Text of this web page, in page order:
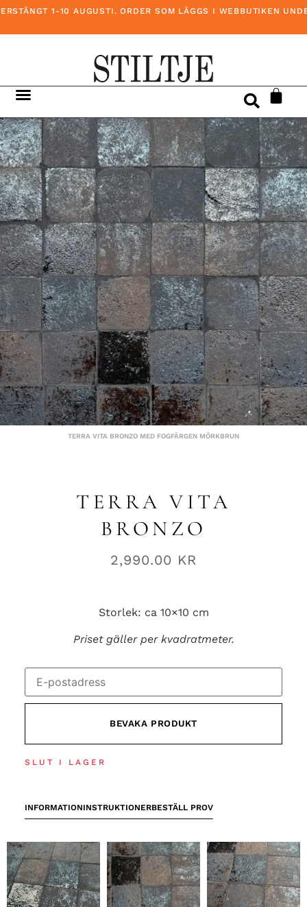
1-10 AUGUSTI. ORDER SOM LÄGGS I WEBBUTIKEN
TERRA VITA BRONZO MED FOGFÄRGEN MÖRKBRUN
TERRA VITA
BRONZO
2,990.00 KR
Storlek: ca 10×10 cm
Priset gäller per kvadratmeter.
Skriv
din
e-
bevaka
produkten
BEVAKA PRODUKT
SLUT I LAGER
INFORMATIONINSTRUKTIONERBESTÄLL PROV